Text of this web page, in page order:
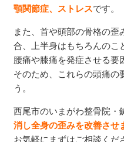
顎関節症、ストレスです。
また、首や頭部の骨格の
合、上半身はもちろんのこ
腰痛や膝痛を発症させる要
そのため、これらの頭痛の
う。
西尾市のいまがわ整骨院・
消し全身の歪みを改善させ
お気軽にまずはご相談くだ